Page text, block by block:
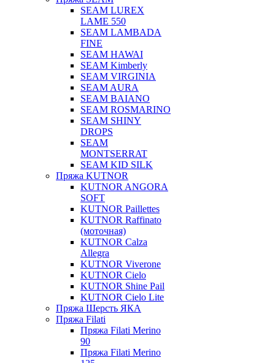
SEAM LUREX
LAME 550
SEAM LAMBADA
FINE
SEAM HAWAI
SEAM Kimberly
SEAM VIRGINIA
SEAM AURA
SEAM BAIANO
SEAM ROSMARINO
SEAM SHINY
DROPS
SEAM
MONTSERRAT
SEAM KID SILK
Пряжа KUTNOR
KUTNOR ANGORA
SOFT
KUTNOR Paillettes
KUTNOR Raffinato
(моточная)
KUTNOR Calza
Allegra
KUTNOR Viverone
KUTNOR Cielo
KUTNOR Shine Pail
KUTNOR Cielo Lite
Пряжа Шерсть ЯКА
Пряжа Filati
Пряжа Filati Merino
90
Пряжа Filati Merino